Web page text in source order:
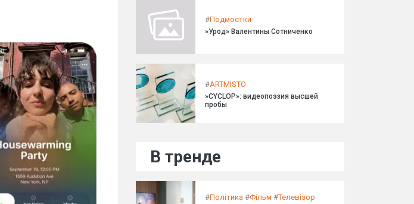
#Подмостки
»Урод» Валентины Сотниченко
#ARTMISTO
»CYCLOP»: видеопоэзия высшей
пробы
В тренде
#Політика #Фільм #Телевізор